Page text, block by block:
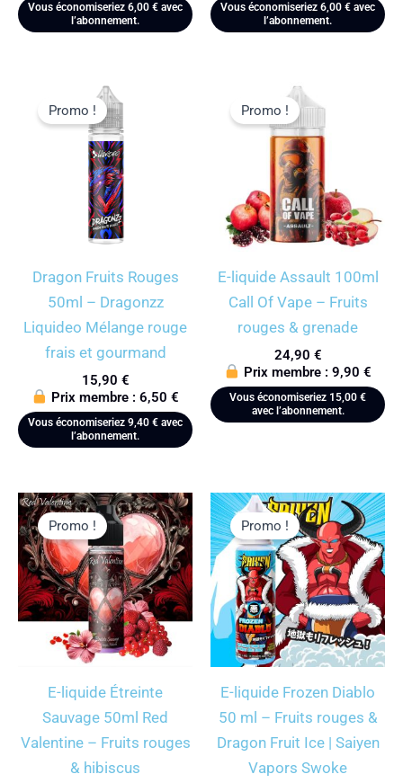
Vous économiseriez 6,00 € avec
l’abonnement.
Vous économiseriez 6,00 € avec
l’abonnement.
Promo !
Dragon Fruits Rouges
50ml – Dragonzz
Liquideo Mélange rouge
frais et gourmand
15,90 €
Prix membre : 6,50 €
Vous économiseriez 9,40 € avec
l’abonnement.
Promo !
E-liquide Assault 100ml
Call Of Vape – Fruits
rouges & grenade
24,90 €
Prix membre : 9,90 €
Vous économiseriez 15,00 €
avec l’abonnement.
Promo !
E-liquide Étreinte
Sauvage 50ml Red
Valentine – Fruits rouges
& hibiscus
Promo !
E-liquide Frozen Diablo
50 ml – Fruits rouges &
Dragon Fruit Ice | Saiyen
Vapors Swoke